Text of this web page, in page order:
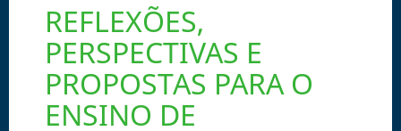
REFLEXÕES,
PERSPECTIVAS E
PROPOSTAS PARA O
ENSINO DE